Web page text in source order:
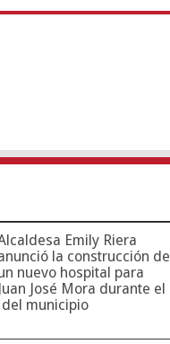
Emily Riera
la construcción de
nuevo hospital para
Juan José Mora durante el
municipio